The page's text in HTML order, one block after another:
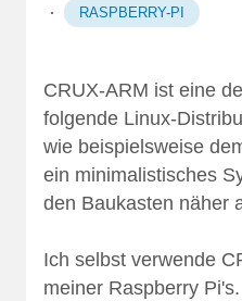
· RASPBERRY-PI
CRUX-ARM ist eine
folgende Linux-
wie beispielsweise
ein minimalistisches
den Baukasten näher
Ich selbst verwende
meiner Raspberry